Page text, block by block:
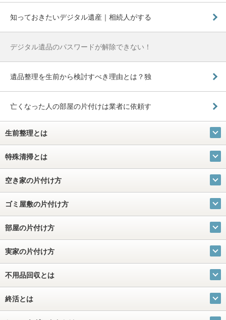
知っておきたいデジタル遺産｜相続人がする
デジタル遺品のパスワードが解除できない！
遺品整理を生前から検討すべき理由とは？独
亡くなった人の部屋の片付けは業者に依頼す
生前整理とは
特殊清掃とは
空き家の片付け方
ゴミ屋敷の片付け方
部屋の片付け方
実家の片付け方
不用品回収とは
終活とは